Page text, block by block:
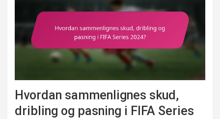
Hvordan sammenlignes skud,
dribling og pasning i FIFA Series